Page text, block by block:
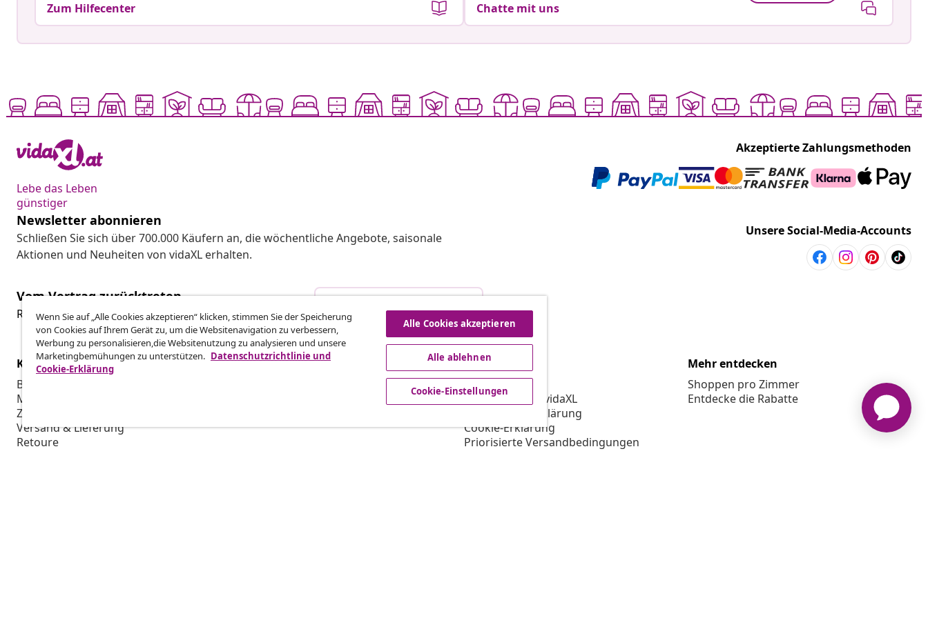
Zum Hilfecenter Chatte mit uns
Lebe das Leben
günstiger
Akzeptierte Zahlungsmethoden
Newsletter abonnieren
Schließen Sie sich über 700.000 Käufern an, die wöchentliche Angebote, saisonale
Aktionen und Neuheiten von vidaXL erhalten.
Unsere Social-Media-Accounts
Vom Vertrag zurücktreten
Reiche einen Widerrufsantrag für deine Bestellung ein.
Kundenservice
Bestellung verfolgen
Mein Konto
Zahlung
Versand & Lieferung
Retoure
Business
vidaXL
Über vidaXL
AGB Verkäufer vidaXL
Datenschutzerklärung
Cookie-Erklärung
Priorisierte Versandbedingungen
Mehr entdecken
Shoppen pro Zimmer
Entdecke die Rabatte
Wenn Sie auf „Alle Cookies akzeptieren“ klicken, stimmen Sie der Speicherung
von Cookies auf Ihrem Gerät zu, um die Websitenavigation zu verbessern,
Werbung zu personalisieren,die Websitenutzung zu analysieren und unsere
Marketingbemühungen zu unterstützen. Datenschutzrichtlinie und
Cookie-Erklärung
Alle Cookies akzeptieren
Alle ablehnen
Cookie-Einstellungen